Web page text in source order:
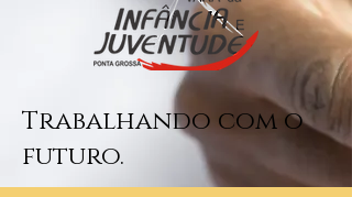
Trabalhando com o
futuro.